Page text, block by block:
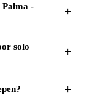
Palma -
+
solo
+
+